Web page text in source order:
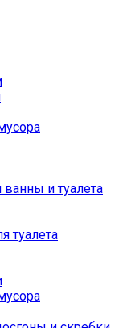
и туалета
туалета